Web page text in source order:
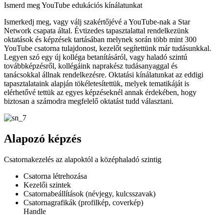
Ismerd meg YouTube edukációs kínálatunkat
Ismerkedj meg, vagy válj szakértőjévé a YouTube-nak a Star
Network csapata által. Évtizedes tapasztalattal rendelkezünk
oktatások és képzések tartásában melynek során több mint 300
YouTube csatorna tulajdonost, kezelőt segítettünk már tudásunkkal.
Legyen szó egy új kolléga betanításáról, vagy haladó szintú
továbbképzésről, kollégáink naprakész tudásanyaggal és
tanácsokkal állnak rendelkezésre. Oktatási kínálatunkat az eddigi
tapasztalataink alapján tökéletesítettük, melyek tematikáját is
elérhetővé tettük az egyes képzéseknél annak érdekében, hogy
biztosan a számodra megfelelő oktatást tudd választani.
Alapozó képzés
Csatornakezelés az alapoktól a középhaladó szintig
Csatorna létrehozása
Kezelői szintek
Csatornabeállítások (névjegy, kulcsszavak)
Csatornagrafikák (profilkép, coverkép)
Handle